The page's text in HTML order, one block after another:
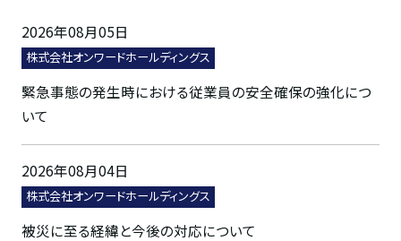
2026年08月05日
株式会社オンワードホールディングス
緊急事態の発生時における従業員の安全確保の強化につ
いて
2026年08月04日
株式会社オンワードホールディングス
被災に至る経緯と今後の対応について